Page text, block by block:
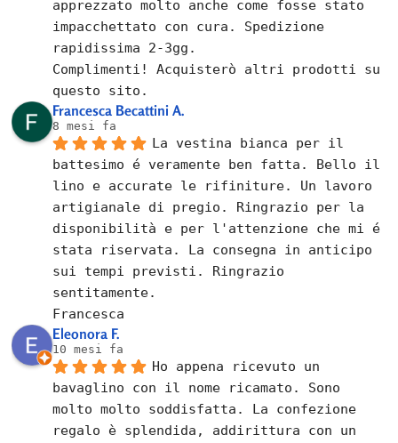
apprezzato molto anche come fosse stato
impacchettato con cura. Spedizione
rapidissima 2-3gg.
Complimenti! Acquisterò altri prodotti su
questo sito.
Francesca Becattini A.
8 mesi fa
La vestina bianca per il
battesimo é veramente ben fatta. Bello il
lino e accurate le rifiniture. Un lavoro
artigianale di pregio. Ringrazio per la
disponibilità e per l'attenzione che mi é
stata riservata. La consegna in anticipo
sui tempi previsti. Ringrazio
sentitamente.
Francesca
Eleonora F.
10 mesi fa
Ho appena ricevuto un
bavaglino con il nome ricamato. Sono
molto molto soddisfatta. La confezione
regalo è splendida, addirittura con un